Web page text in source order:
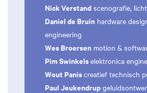
Nick Verstand scenografie,
Daniel de Bruin hardware
engineering
Wes Broersen motion &
Pim Swinkelselektronica
Wout Paniscreatief technisch
Paul Jeukendrup